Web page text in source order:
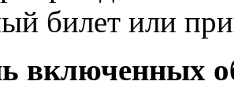
билет или
включенных